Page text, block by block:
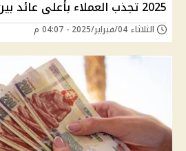
2025 تجذب العملاء بأعلى عائد بين البنوك
الثلاثاء 04/فبراير/2025 - 04:07 م